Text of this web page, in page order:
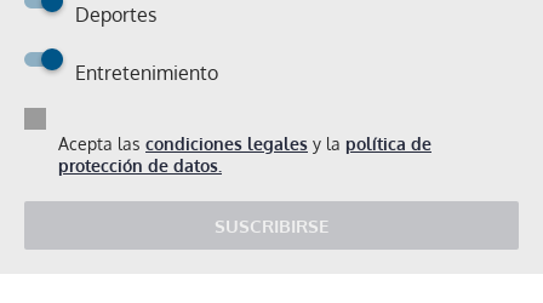
Deportes
Entretenimiento
Acepta las condiciones legales y la política de
protección de datos.
SUSCRIBIRSE